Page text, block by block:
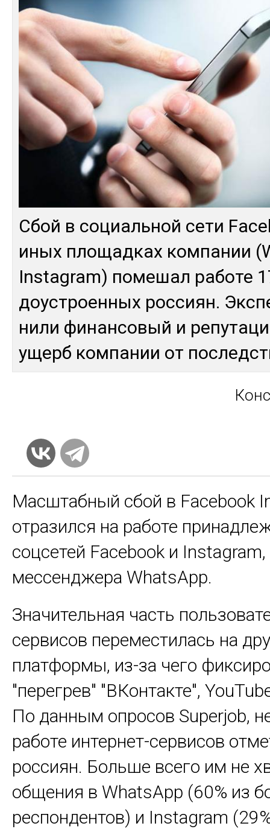
Сбой в со­циаль­ной се­ти
иных пло­щад­ках ком­па­нии
Instagram) по­мешал ра­боте
доус­троен­ных рос­сиян.
нили фи­нан­со­вый и
ущерб ком­па­нии от
Масштабный сбой в Facebook
отразился на работе
соцсетей Facebook и
мессенджера WhatsApp.
Значительная часть
сервисов переместилась на
платформы, из-за чего
"перегрев" "ВКонтакте",
По данным опросов Superjob,
работе интернет-сервисов
россиян. Больше всего им не
общения в WhatsApp (60% из
респондентов) и Instagram